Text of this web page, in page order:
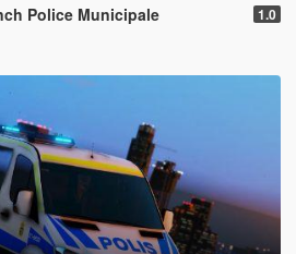
Police Municipale 1.0